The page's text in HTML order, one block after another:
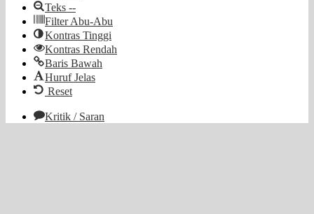
Teks --
Filter Abu-Abu
Kontras Tinggi
Kontras Rendah
Baris Bawah
Huruf Jelas
Reset
Kritik / Saran